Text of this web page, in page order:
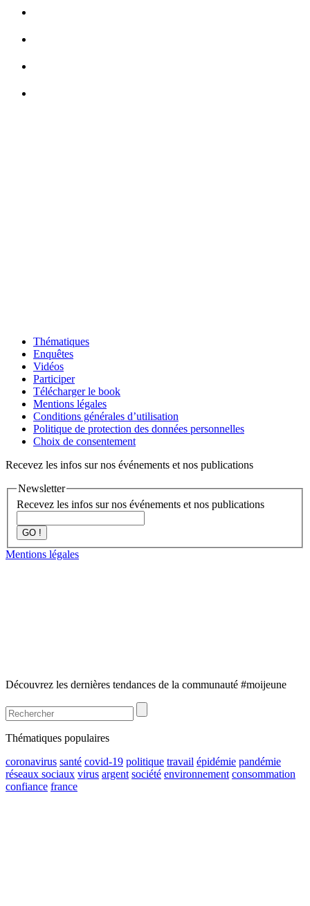
Thématiques
Enquêtes
Vidéos
Participer
Télécharger le book
Mentions légales
Conditions générales d’utilisation
Politique de protection des données personnelles
Choix de consentement
Recevez les infos sur nos événements et nos publications
Newsletter
Recevez les infos sur nos événements et nos publications
GO !
Mentions légales
Découvrez les dernières tendances de la communauté #moijeune
Thématiques populaires
coronavirus santé covid-19 politique travail épidémie pandémie
réseaux sociaux virus argent société environnement consommation
confiance france